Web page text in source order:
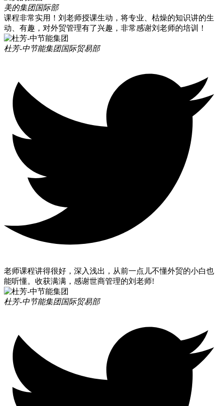
美的集团国际部
课程非常实用！刘老师授课生动，将专业、枯燥的知识讲的生
动、有趣，对外贸管理有了兴趣，非常感谢刘老师的培训！
杜芳-中节能集团国际贸易部
老师课程讲得很好，深入浅出，从前一点儿不懂外贸的小白也
能听懂。收获满满，感谢世商管理的刘老师!
杜芳-中节能集团国际贸易部